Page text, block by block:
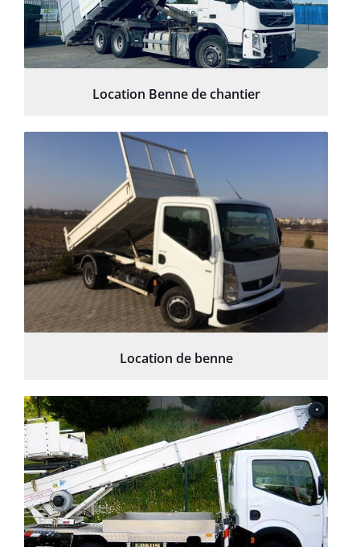
Location Benne de chantier
Location de benne